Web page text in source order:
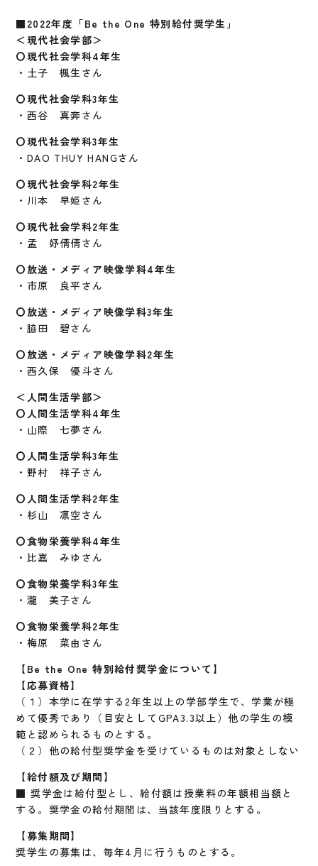
■2022年度「Be the O ne 特別給付奨学生」
＜現代社会学部＞
〇現代社会学科4年生
・土子 楓生さん
〇現代社会学科3年生
・西谷 真奔さん
〇現代社会学科3年生
・DAO THUY HANGさん
〇現代社会学科2年生
・川本 早姫さん
〇現代社会学科2年生
・孟 妤倩倩さん
〇放送・メディア映像学科4年生
・市原 良平さん
〇放送・メディア映像学科3年生
・脇田 碧さん
〇放送・メディア映像学科2年生
・西久保 優斗さん
＜人間生活学部＞
〇人間生活学科4年生
・山際 七夢さん
〇人間生活学科3年生
・野村 祥子さん
〇人間生活学科2年生
・杉山 凛空さん
〇食物栄養学科4年生
・比嘉 みゆさん
〇食物栄養学科3年生
・瀧 美子さん
〇食物栄養学科2年生
・梅原 菜由さん
【Be the One 特別給付奨学金について】
【応募資格】
（１）本学に在学する2年生以上の学部学生で、学業が極
めて優秀であり（目安としてGPA3.3以上）他の学生の模
範と認められるものとする。
（２）他の給付型奨学金を受けているものは対象としない
【給付額及び期間】
■ 奨学金は給付型とし、給付額は授業料の年額相当額と
する。奨学金の給付期間は、当該年度限りとする。
【募集期間】
奨学生の募集は、毎年4月に行うものとする。